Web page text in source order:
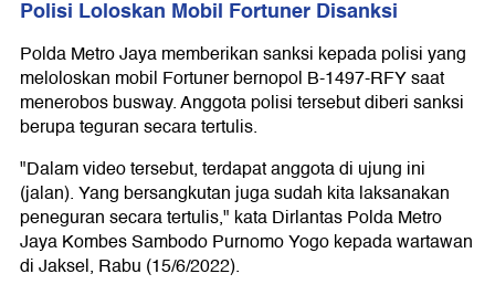
Polisi Loloskan Mobil Fortuner Disanksi
Polda Metro Jaya memberikan sanksi kepada polisi yang
meloloskan mobil Fortuner bernopol B-1497-RFY saat
menerobos busway. Anggota polisi tersebut diberi sanksi
berupa teguran secara tertulis.
"Dalam video tersebut, terdapat anggota di ujung ini
(jalan). Yang bersangkutan juga sudah kita laksanakan
peneguran secara tertulis," kata Dirlantas Polda Metro
Jaya Kombes Sambodo Purnomo Yogo kepada wartawan
di Jaksel, Rabu (15/6/2022).